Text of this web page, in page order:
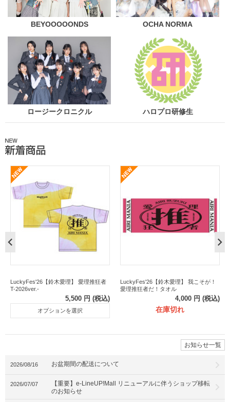
BEYOOOOONDS OCHA NORMA
ロージークロニクル ハロプロ研修生
LuckyFes'26【鈴木愛理】 愛理推狂者
T-2026ver.-
5,500 円 (税込)
オプションを選択
LuckyFes'26【鈴木愛理】 我こそが！
愛理推狂者だ！タオル
4,000 円 (税込)
在庫切れ
お知らせ一覧
2026/08/16 お盆期間の配送について
2026/07/07
【重要】e-LineUP!Mall リニューアルに伴うショップ移転
のお知らせ